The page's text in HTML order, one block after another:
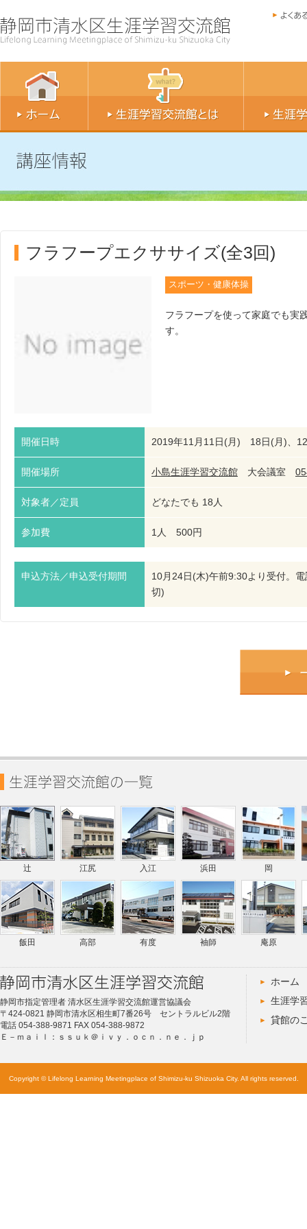
フラフープエクササイズ(全3回)
スポーツ・健康体操
フラフープを使って家庭でも実
す。
開催日時 2019年11月11日(月) 18日(月)、
開催場所 小島生涯学習交流館 大会議室
対象者／定員 どなたでも 18人
参加費 1人 500円
申込方法／申込受付期間
10月24日(木)午前9:30より受付。
切)
辻 江尻 入江 浜田 岡
飯田 高部 有度 袖師 庵原
静岡市指定管理者 清水区生涯学習交流館運営協議会
〒424-0821 静岡市清水区相生町7番26号 セントラルビル2階
電話 054-388-9871 FAX 054-388-9872
Ｅ－ｍａｉｌ：ｓｓｕｋ＠ｉｖｙ．ｏｃｎ．ｎｅ．ｊｐ
ホーム
生涯学
貸館の
Copyright © Lifelong Learning Meetingplace of Shimizu-ku Shizuoka City. All rights reserved.